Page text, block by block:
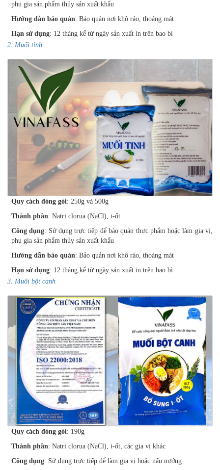
phụ gia sản phẩm thủy sản xuất khẩu
Hướng dẫn bảo quản: Bảo quản nơi khô ráo, thoáng mát
Hạn sử dụng: 12 tháng kể từ ngày sản xuất in trên bao bì
2. Muối tinh
Quy cách đóng gói: 250g và 500g
Thành phần: Natri clorua (NaCl), i-ốt
Công dụng: Sử dụng trực tiếp để bảo quản thực phẩm hoặc làm gia vị,
phụ gia sản phẩm thủy sản xuất khẩu
Hướng dẫn bảo quản: Bảo quản nơi khô ráo, thoáng mát
Hạn sử dụng: 12 tháng kể từ ngày sản xuất in trên bao bì
3. Muối bột canh
Quy cách đóng gói: 190g
Thành phần: Natri clorua (NaCl), i-ốt, các gia vị khác
Công dụng: Sử dụng trực tiếp để làm gia vị hoặc nấu nướng